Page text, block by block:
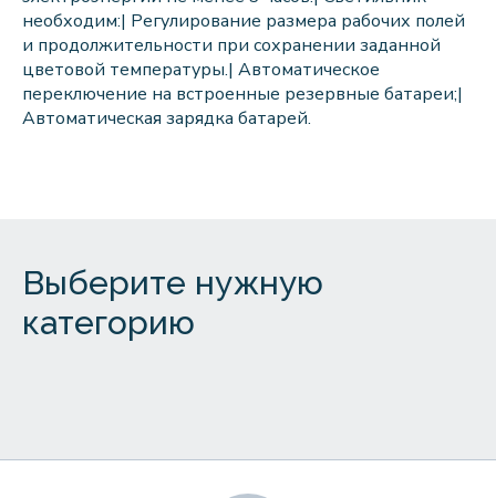
необходим:| Регулирование размера рабочих полей
и продолжительности при сохранении заданной
цветовой температуры.| Автоматическое
переключение на встроенные резервные батареи;|
Автоматическая зарядка батарей.
Выберите нужную
категорию